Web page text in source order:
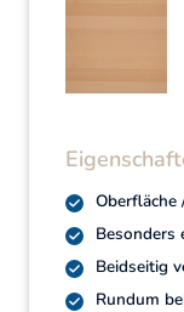
Oberfläche
Besonders
Beidseitig
Rundum